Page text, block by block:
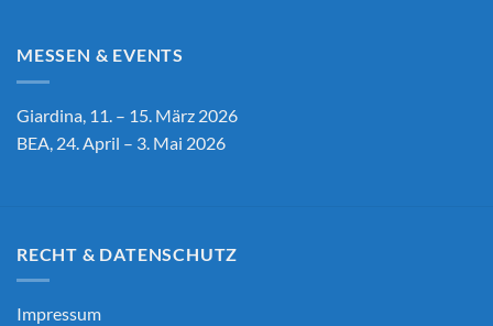
MESSEN & EVENTS
Giardina, 11. – 15. März 2026
BEA, 24. April – 3. Mai 2026
RECHT & DATENSCHUTZ
Impressum